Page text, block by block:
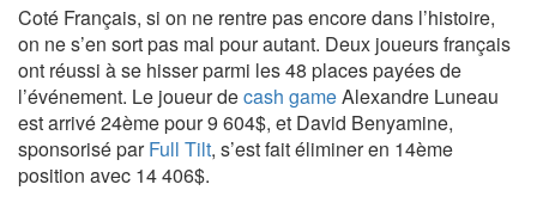
Coté Français, si on ne rentre pas encore dans l’histoire,
on ne s’en sort pas mal pour autant. Deux joueurs français
ont réussi à se hisser parmi les 48 places payées de
l’événement. Le joueur decash gameAlexandre Luneau
est arrivé 24ème pour 9 604$, et David Benyamine,
sponsorisé parFull Tilt, s’est fait éliminer en 14ème
position avec 14 406$.